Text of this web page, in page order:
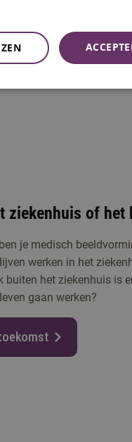
op de afdelingen
je meteen met wat je
ziekenhuis of
je medisch
werken in het
buiten het ziekenhuis is
gaan werken?